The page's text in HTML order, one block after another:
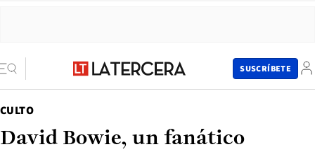
SUSCRÍBETE
CULTO
David Bowie, un fanático